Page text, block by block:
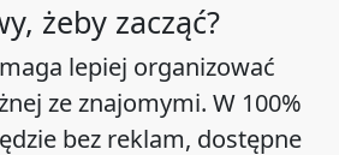
żeby zacząć?
lepiej organizować
ze znajomymi. W 100%
bez reklam, dostępne